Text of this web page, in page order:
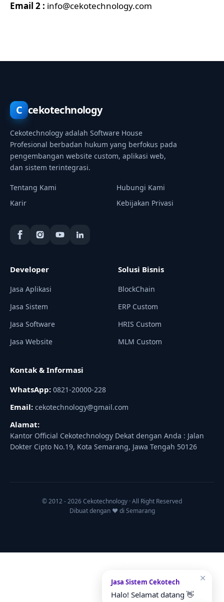
Email 2 : info@cekotechnology.com
✕
Jasa Sistem Cekotech
Halo! Selamat datang 👋
C cekotechnology
Cekotechnology adalah Software House
Profesional berbadan hukum yang berfokus pada
pengembangan website custom, aplikasi web,
dan sistem terintegrasi.
Tentang Kami
Hubungi Kami
Karir
Kebijakan Privasi
Developer
Jasa Aplikasi
Jasa Sistem
Jasa Software
Jasa Website
Solusi Bisnis
BlockChain
ERP Custom
HRIS Custom
MLM Custom
Kontak & Informasi
WhatsApp: 0821-20000-228
Email: cekotechnology@gmail.com
Alamat:
Kantor Official Cekotechnology Dekat dengan Anda : Jalan
Dokter Cipto No.19, Kota Semarang, Jawa Tengah 50126
© 2012 - 2026 Cekotechnology · All Right Reserved
Dibuat dengan ♥ di Semarang